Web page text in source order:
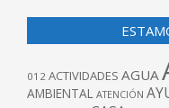
012 ACTIVIDADES AGUA
AMBIENTAL ATENCIÓN